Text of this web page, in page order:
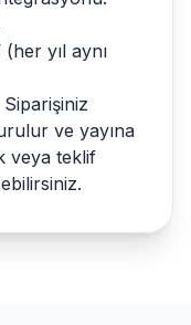
yıl aynı
Siparişiniz
ve yayına
veya teklif